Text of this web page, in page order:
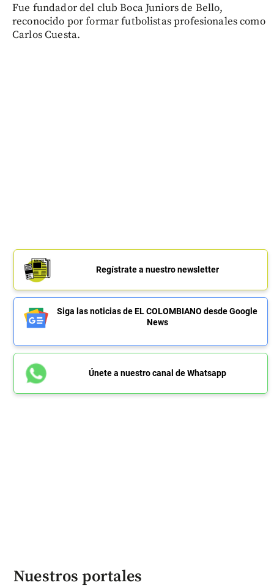
Fue fundador del club Boca Juniors de Bello,
reconocido por formar futbolistas profesionales como
Carlos Cuesta.
Regístrate a nuestro newsletter
Siga las noticias de EL COLOMBIANO desde Google
News
Únete a nuestro canal de Whatsapp
Nuestros portales